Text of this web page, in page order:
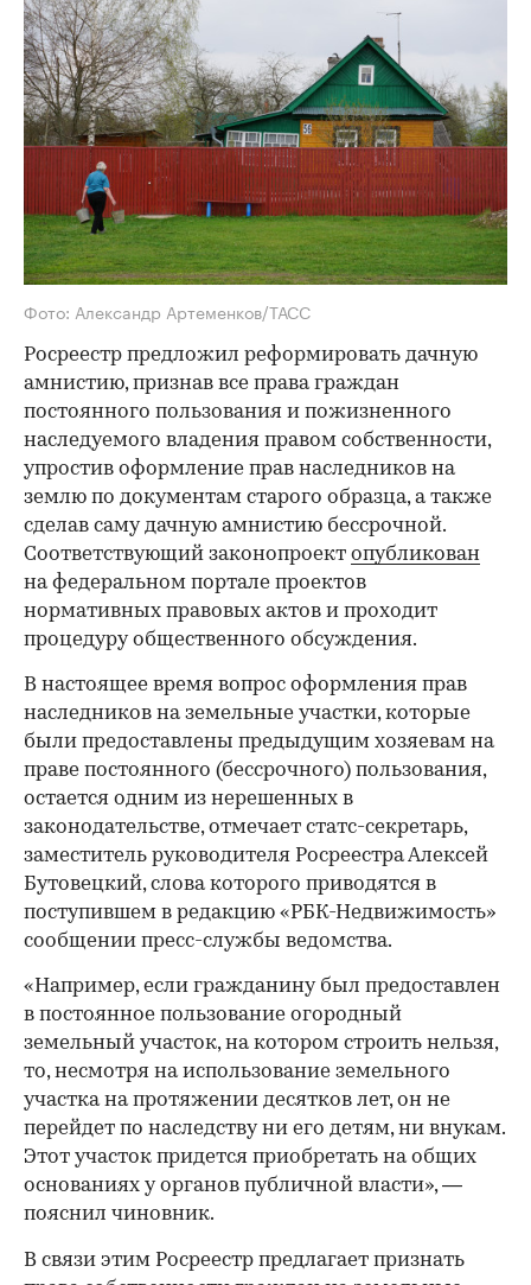
Фото: Александр Артеменков/ТАСС
Росреестр предложил реформировать дачную
амнистию, признав все права граждан
постоянного пользования и пожизненного
наследуемого владения правом собственности,
упростив оформление прав наследников на
землю по документам старого образца, а также
сделав саму дачную амнистию бессрочной.
Соответствующий законопроект опубликован
на федеральном портале проектов
нормативных правовых актов и проходит
процедуру общественного обсуждения.
В настоящее время вопрос оформления прав
наследников на земельные участки, которые
были предоставлены предыдущим хозяевам на
праве постоянного (бессрочного) пользования,
остается одним из нерешенных в
законодательстве, отмечает статс-секретарь,
заместитель руководителя Росреестра Алексей
Бутовецкий, слова которого приводятся в
поступившем в редакцию «РБК-Недвижимость»
сообщении пресс-службы ведомства.
«Например, если гражданину был предоставлен
в постоянное пользование огородный
земельный участок, на котором строить нельзя,
то, несмотря на использование земельного
участка на протяжении десятков лет, он не
перейдет по наследству ни его детям, ни внукам.
Этот участок придется приобретать на общих
основаниях у органов публичной власти», —
пояснил чиновник.
В связи этим Росреестр предлагает признать